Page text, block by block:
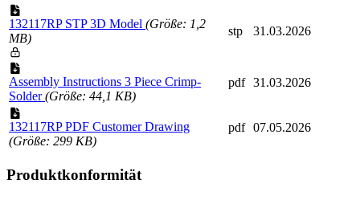
132117RP STP 3D Model (Größe: 1,2
MB)
stp 31.03.2026
Assembly Instructions 3 Piece Crimp-
Solder(Größe: 44,1 KB)
pdf 31.03.2026
132117RP PDF Customer Drawing
(Größe: 299 KB)
pdf 07.05.2026
Produktkonformität